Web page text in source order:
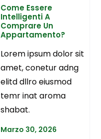
Come Essere
Intelligenti A
Comprare Un
Appartamento?
Lorem ipsum dolor sit
amet, conetur adng
elitd dllro eiusmod
temr inat aroma
shabat.
Marzo 30, 2026